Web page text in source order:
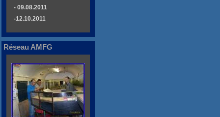
- 09.08.2011
-12.10.2011
Réseau AMFG